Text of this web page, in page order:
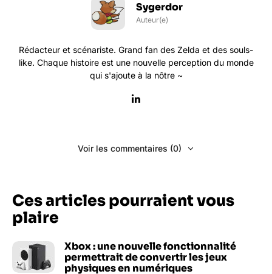
Sygerdor
Auteur(e)
Rédacteur et scénariste. Grand fan des Zelda et des souls-
like. Chaque histoire est une nouvelle perception du monde
qui s'ajoute à la nôtre ~
Voir les commentaires (0)
Ces articles pourraient vous
plaire
Xbox : une nouvelle fonctionnalité
permettrait de convertir les jeux
physiques en numériques